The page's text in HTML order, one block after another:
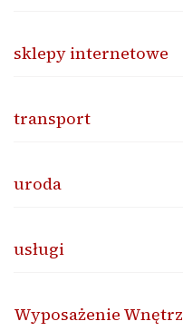
sklepy internetowe
transport
uroda
usługi
Wyposażenie Wnętrz